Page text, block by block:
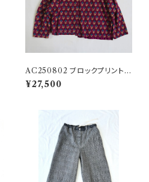
AC250802 ブロックプリントの
ステップショート１
¥27,500